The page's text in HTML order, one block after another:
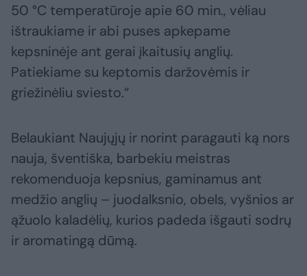
50 °C temperatūroje apie 60 min., vėliau
ištraukiame ir abi puses apkepame
kepsninėje ant gerai įkaitusių anglių.
Patiekiame su keptomis daržovėmis ir
griežinėliu sviesto.“
Belaukiant Naujųjų ir norint paragauti ką nors
nauja, šventiška, barbekiu meistras
rekomenduoja kepsnius, gaminamus ant
medžio anglių – juodalksnio, obels, vyšnios ar
ąžuolo kaladėlių, kurios padeda išgauti sodrų
ir aromatingą dūmą.